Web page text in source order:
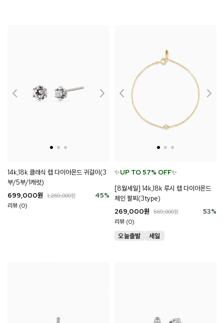
14k,18k 클래식 랩 다이아몬드 귀걸이(3
부/5부/1캐럿)
45%
699,000원 1,269,000원
리뷰 (0)
✨UP TO 57% OFF✨
[8월세일] 14k,18k 루시 랩 다이아몬드
체인 팔찌(3type)
53%
269,000원 569,000원
리뷰 (0)